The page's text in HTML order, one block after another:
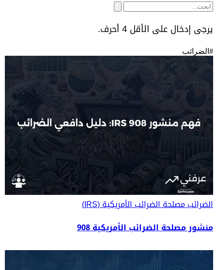
يرجى إدخال على الأقل 4 أحرف.
# الضرائب
الضرائبمصلحة الضرائب الأمريكية (IRS)
منشور مصلحة الضرائب الأمريكية 908